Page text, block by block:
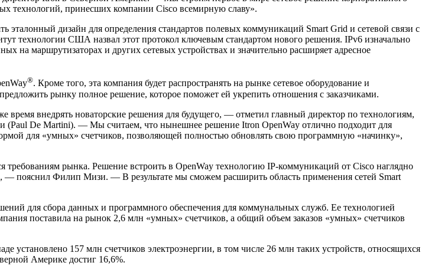
технологий, принесших компании Cisco всемирную славу».
дизайн для определения стандартов полевых коммуникаций Smart Grid и сетевой связи с
технологии США назвал этот протокол ключевым стандартом нового решения. IPv6 изначально
на маршрутизаторах и других сетевых устройствах и значительно расширяет адресное
®. Кроме того, эта компания будет распространять на рынке сетевое оборудование и
рынку полное решение, которое поможет ей укрепить отношения с заказчиками.
внедрять новаторские решения для будущего, — отметил главный директор по технологиям,
(Paul De Martini). — Мы считаем, что нынешнее решение Itron OpenWay отлично подходит для
для «умных» счетчиков, позволяющей полностью обновлять свою программную «начинку»,
рынка. Решение встроить в OpenWay технологию IP-коммуникаций от Cisco наглядно
пояснил Филип Мизи. — В результате мы сможем расширить область применения сетей Smart
сбора данных и программного обеспечения для коммунальных служб. Ее технологией
поставила на рынок 2,6 млн «умных» счетчиков, а общий объем заказов «умных» счетчиков
157 млн счетчиков электроэнергии, в том числе 26 млн таких устройств, относящихся
Америке достиг 16,6%.